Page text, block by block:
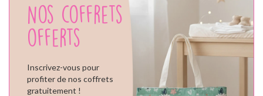
Nos coffrets
offerts
Inscrivez-vous pour
profiter de nos coffrets
gratuitement !